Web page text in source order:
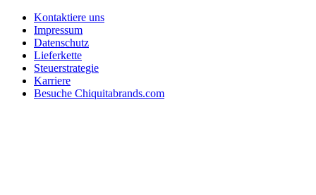
Kontaktiere uns
Impressum
Datenschutz
Lieferkette
Steuerstrategie
Karriere
Besuche Chiquitabrands.com